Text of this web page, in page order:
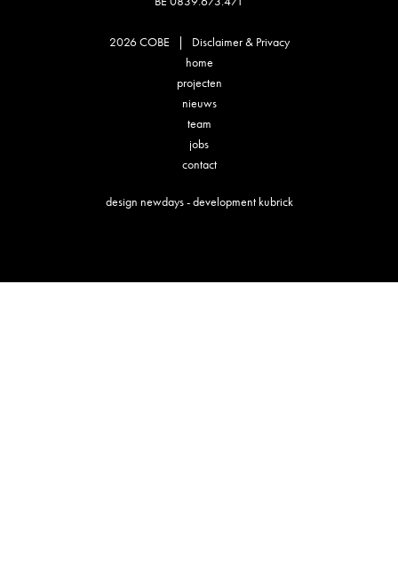
2026 COBE | Disclaimer & Privacy
home
projecten
nieuws
team
jobs
contact
design newdays- development kubrick